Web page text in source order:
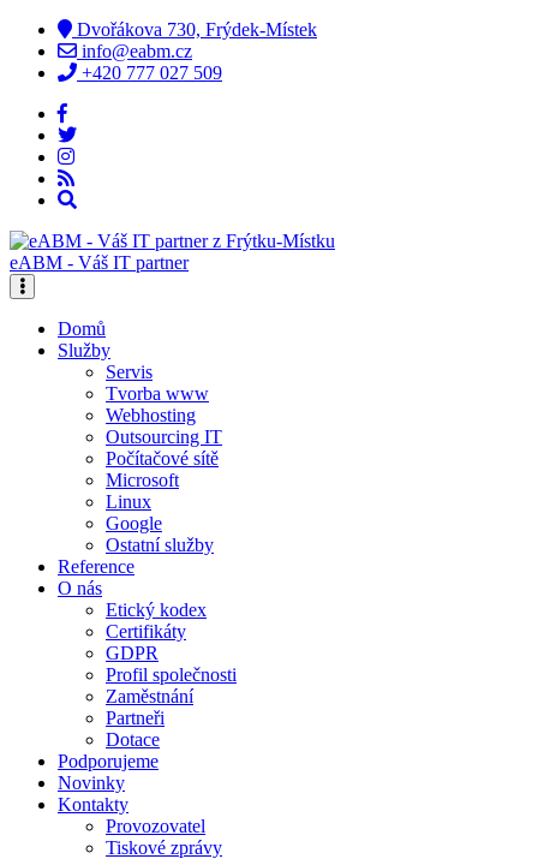
Dvořákova 730, Frýdek-Místek
info@eabm.cz
+420 777 027 509
eABM - Váš IT partner
Domů
Služby
Servis
Tvorba www
Webhosting
Outsourcing IT
Počítačové sítě
Microsoft
Linux
Google
Ostatní služby
Reference
O nás
Etický kodex
Certifikáty
GDPR
Profil společnosti
Zaměstnání
Partneři
Dotace
Podporujeme
Novinky
Kontakty
Provozovatel
Tiskové zprávy